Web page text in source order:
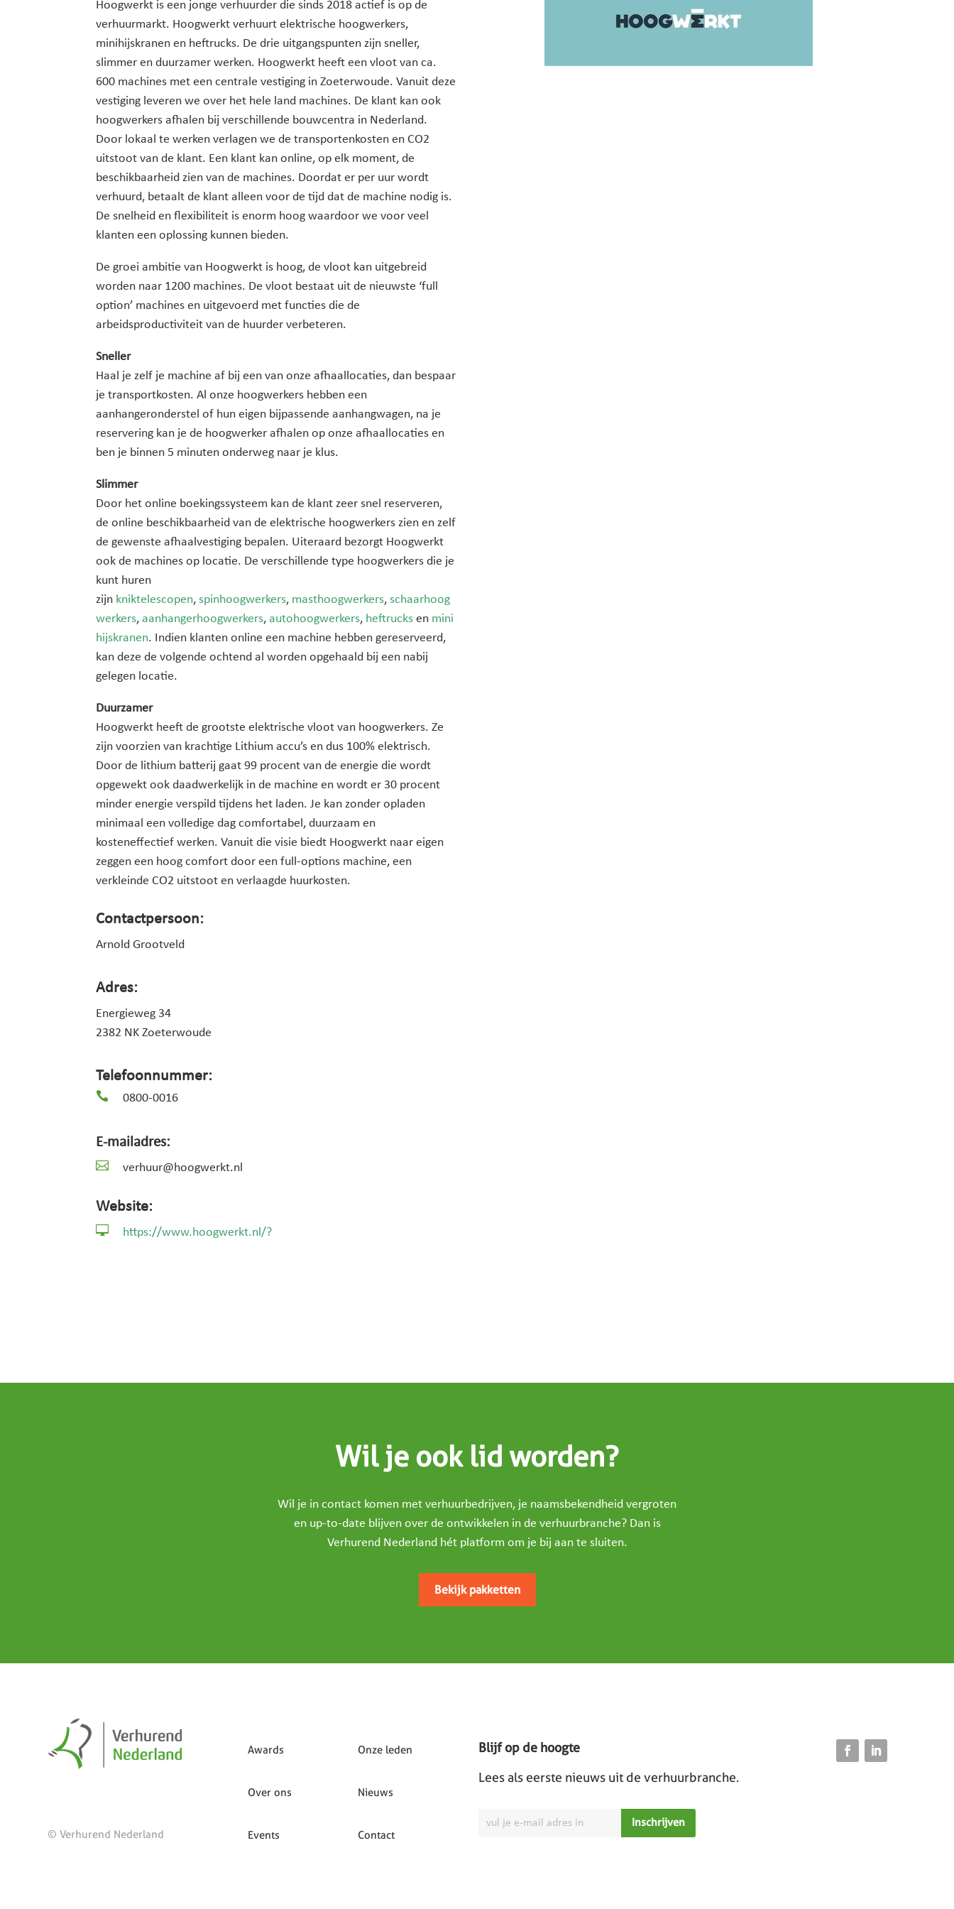
Hoogwerkt is een jonge verhuurder die sinds 2018 actief is op de
verhuurmarkt. Hoogwerkt verhuurt elektrische hoogwerkers,
minihijskranen en heftrucks. De drie uitgangspunten zijn sneller,
slimmer en duurzamer werken. Hoogwerkt heeft een vloot van ca.
600 machines met een centrale vestiging in Zoeterwoude. Vanuit deze
vestiging leveren we over het hele land machines. De klant kan ook
hoogwerkers afhalen bij verschillende bouwcentra in Nederland.
Door lokaal te werken verlagen we de transportenkosten en CO2
uitstoot van de klant. Een klant kan online, op elk moment, de
beschikbaarheid zien van de machines. Doordat er per uur wordt
verhuurd, betaalt de klant alleen voor de tijd dat de machine nodig is.
De snelheid en flexibiliteit is enorm hoog waardoor we voor veel
klanten een oplossing kunnen bieden.
De groei ambitie van Hoogwerkt is hoog, de vloot kan uitgebreid
worden naar 1200 machines. De vloot bestaat uit de nieuwste ‘full
option’ machines en uitgevoerd met functies die de
arbeidsproductiviteit van de huurder verbeteren.
Sneller
Haal je zelf je machine af bij een van onze afhaallocaties, dan bespaar
je transportkosten. Al onze hoogwerkers hebben een
aanhangeronderstel of hun eigen bijpassende aanhangwagen, na je
reservering kan je de hoogwerker afhalen op onze afhaallocaties en
ben je binnen 5 minuten onderweg naar je klus.
Slimmer
Door het online boekingssysteem kan de klant zeer snel reserveren,
de online beschikbaarheid van de elektrische hoogwerkers zien en zelf
de gewenste afhaalvestiging bepalen. Uiteraard bezorgt Hoogwerkt
ook de machines op locatie. De verschillende type hoogwerkers die je
kunt huren
zijn kniktelescopen,spinhoogwerkers, masthoogwerkers,schaarhoog
werkers,aanhangerhoogwerkers,autohoogwerkers, heftrucksen mini
hijskranen. Indien klanten online een machine hebben gereserveerd,
kan deze de volgende ochtend al worden opgehaald bij een nabij
gelegen locatie.
Duurzamer
Hoogwerkt heeft de grootste elektrische vloot van hoogwerkers. Ze
zijn voorzien van krachtige Lithium accu’s en dus 100% elektrisch.
Door de lithium batterij gaat 99 procent van de energie die wordt
opgewekt ook daadwerkelijk in de machine en wordt er 30 procent
minder energie verspild tijdens het laden. Je kan zonder opladen
minimaal een volledige dag comfortabel, duurzaam en
kosteneffectief werken. Vanuit die visie biedt Hoogwerkt naar eigen
zeggen een hoog comfort door een full-options machine, een
verkleinde CO2 uitstoot en verlaagde huurkosten.
Contactpersoon:
Arnold Grootveld
Adres:
Energieweg 34
2382 NK Zoeterwoude
Telefoonnummer:
 0800-0016
E-mailadres:
 verhuur@hoogwerkt.nl
Website:
 https://www.hoogwerkt.nl/?
Wil je ook lid worden?
Wil je in contact komen met verhuurbedrijven, je naamsbekendheid vergroten
en up-to-date blijven over de ontwikkelen in de verhuurbranche? Dan is
Verhurend Nederland hét platform om je bij aan te sluiten.
Bekijk pakketten
© Verhurend Nederland
Awards
Over ons
Events
Onze leden
Nieuws
Contact
Blijf op de hoogte
Lees als eerste nieuws uit de verhuurbranche.
Inschrijven